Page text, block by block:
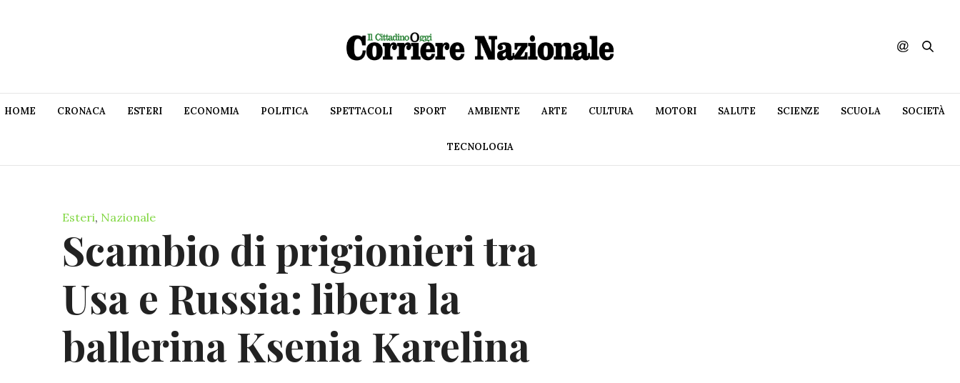
HOME CRONACA ESTERI ECONOMIA POLITICA SPETTACOLI SPORT AMBIENTE ARTE CULTURA MOTORI SALUTE SCIENZE SCUOLA SOCIETÀ
TECNOLOGIA
Esteri, Nazionale
Scambio di prigionieri tra
Usa e Russia: libera la
ballerina Ksenia Karelina